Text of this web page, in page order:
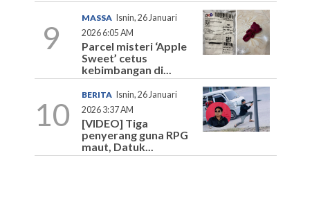
9
MASSA
Isnin, 26 Januari
2026 6:05 AM
Parcel misteri ‘Apple
Sweet’ cetus
kebimbangan di...
10
BERITA
Isnin, 26 Januari
2026 3:37 AM
[VIDEO] Tiga
penyerang guna RPG
maut, Datuk...